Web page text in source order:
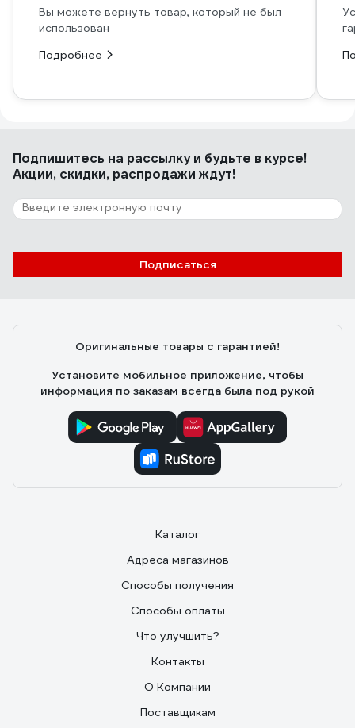
Вы можете вернуть товар, который не был
использован
Подробнее
Подпишитесь на рассылкуи будьте в курсе!
Акции, скидки, распродажи ждут!
Подписаться
Оригинальные товары с гарантией!
Установите мобильное приложение, чтобы
информация по заказам всегда была под рукой
Каталог
Адреса магазинов
Способы получения
Способы оплаты
Что улучшить?
Контакты
О Компании
Поставщикам